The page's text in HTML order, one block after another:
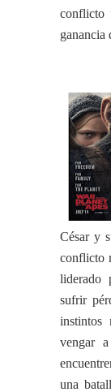
conflicto
ganancia
César y
conflicto
liderado
sufrir
instintos
vengar
una